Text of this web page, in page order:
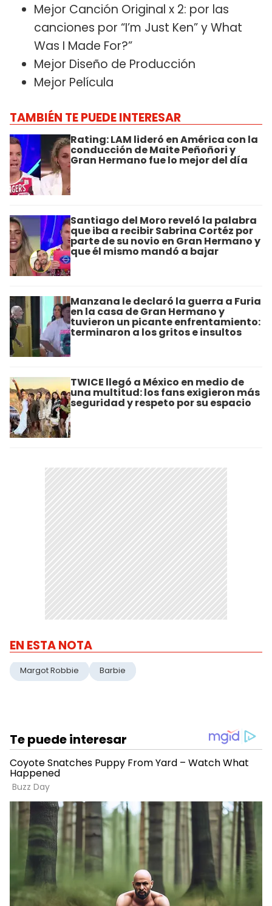
Mejor Canción Original x 2: por las
canciones por “I’m Just Ken” y What
Was I Made For?”
Mejor Diseño de Producción
Mejor Película
TAMBIÉN TE PUEDE INTERESAR
Rating: LAM lideró en América con la
conducción de Maite Peñoñori y
Gran Hermano fue lo mejor del día
Santiago del Moro reveló la palabra
que iba a recibir Sabrina Cortéz por
parte de su novio en Gran Hermano y
que él mismo mandó a bajar
Manzana le declaró la guerra a Furia
en la casa de Gran Hermano y
tuvieron un picante enfrentamiento:
terminaron a los gritos e insultos
TWICE llegó a México en medio de
una multitud: los fans exigieron más
seguridad y respeto por su espacio
EN ESTA NOTA
Margot Robbie Barbie